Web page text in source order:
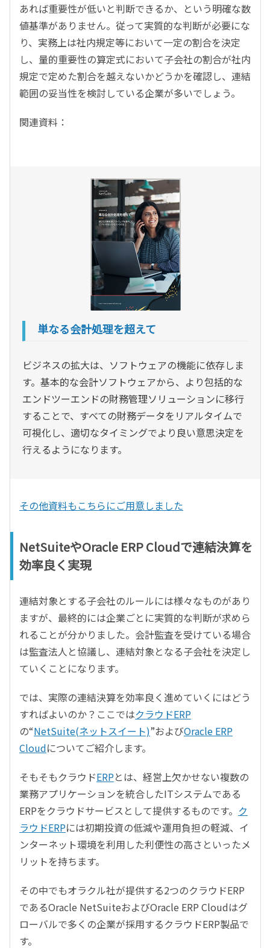
あれば重要性が低いと判断できるか、という明確な数
値基準がありません。従って実質的な判断が必要にな
り、実務上は社内規定等において一定の割合を決定
し、量的重要性の算定式において子会社の割合が社内
規定で定めた割合を越えないかどうかを確認し、連結
範囲の妥当性を検討している企業が多いでしょう。
関連資料：
単なる会計処理を超えて
ビジネスの拡大は、ソフトウェアの機能に依存しま
す。基本的な会計ソフトウェアから、より包括的な
エンドツーエンドの財務管理ソリューションに移行
することで、すべての財務データをリアルタイムで
可視化し、適切なタイミングでより良い意思決定を
行えるようになります。
その他資料もこちらにご用意しました
NetSuiteやOracle ERP Cloudで連結決算を
効率良く実現
連結対象とする子会社のルールには様々なものがあり
ますが、最終的には企業ごとに実質的な判断が求めら
れることが分かりました。会計監査を受けている場合
は監査法人と協議し、連結対象となる子会社を決定し
ていくことになります。
では、実際の連結決算を効率良く進めていくにはどう
すればよいのか？ここではクラウドERP
の“NetSuite(ネットスイート)”およびOracle ERP
Cloudについてご紹介します。
そもそもクラウドERPとは、経営上欠かせない複数の
業務アプリケーションを統合したITシステムである
ERPをクラウドサービスとして提供するものです。 ク
ラウドERPには初期投資の低減や運用負担の軽減、イ
ンターネット環境を利用した利便性の高さといったメ
リットを持ちます。
その中でもオラクル社が提供する2つのクラウドERP
であるOracle NetSuiteおよびOracle ERP Cloudはグ
ローバルで多くの企業が採用するクラウドERP製品で
す。